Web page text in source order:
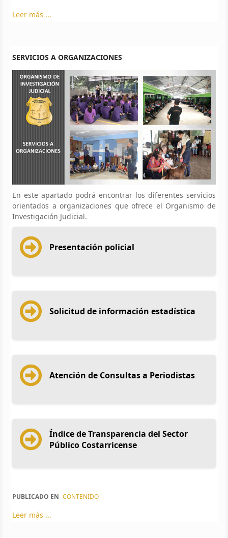
Leer más ...
SERVICIOS A ORGANIZACIONES
En este apartado podrá encontrar los diferentes servicios
orientados a organizaciones que ofrece el Organismo de
Investigación Judicial.
Presentación policial
Solicitud de información estadística
Atención de Consultas a Periodistas
Índice de Transparencia del Sector
Público Costarricense
PUBLICADO EN CONTENIDO
Leer más ...